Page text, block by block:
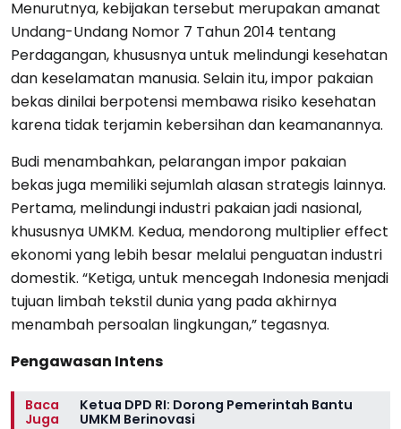
Menurutnya, kebijakan tersebut merupakan amanat
Undang-Undang Nomor 7 Tahun 2014 tentang
Perdagangan, khususnya untuk melindungi kesehatan
dan keselamatan manusia. Selain itu, impor pakaian
bekas dinilai berpotensi membawa risiko kesehatan
karena tidak terjamin kebersihan dan keamanannya.
Budi menambahkan, pelarangan impor pakaian
bekas juga memiliki sejumlah alasan strategis lainnya.
Pertama, melindungi industri pakaian jadi nasional,
khususnya UMKM. Kedua, mendorong multiplier effect
ekonomi yang lebih besar melalui penguatan industri
domestik. “Ketiga, untuk mencegah Indonesia menjadi
tujuan limbah tekstil dunia yang pada akhirnya
menambah persoalan lingkungan,” tegasnya.
Pengawasan Intens
Baca
Juga
Ketua DPD RI: Dorong Pemerintah Bantu
UMKM Berinovasi